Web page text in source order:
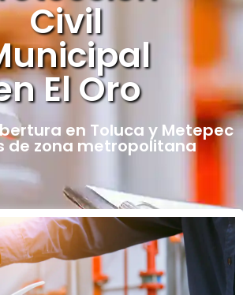
Civil
El Oro
en Toluca y Metepec
de zona metropolitana